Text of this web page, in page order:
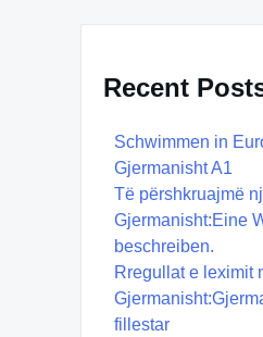
Recent
Schwimmen in
Gjermanisht A1
Të përshkruajmë
Gjermanisht:Eine
beschreiben.
Rregullat e leximit
fillestar